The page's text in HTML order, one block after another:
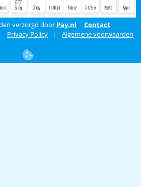
verzorgd door Pay.nl
Contact
Privacy Policy | Algemene voorwaarden